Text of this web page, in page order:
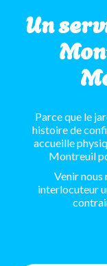
Un
Parce que le
histoire de
accueille
Montreuil
Venir nous
interlocuteur